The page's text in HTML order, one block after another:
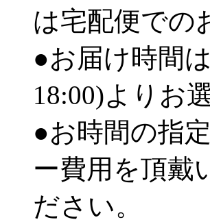
は宅配便での
●お届け時間
18:00)よりお
●お時間の指
ー費用を頂戴
ださい。